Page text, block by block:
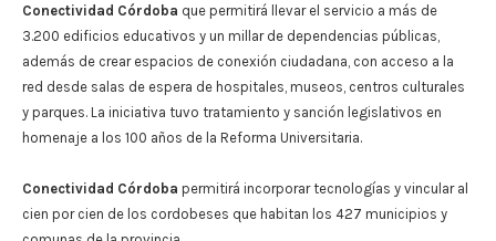
Conectividad Córdoba que permitirá llevar el servicio a más de
3.200 edificios educativos y un millar de dependencias públicas,
además de crear espacios de conexión ciudadana, con acceso a la
red desde salas de espera de hospitales, museos, centros culturales
y parques. La iniciativa tuvo tratamiento y sanción legislativos en
homenaje a los 100 años de la Reforma Universitaria.
Conectividad Córdoba permitirá incorporar tecnologías y vincular al
cien por cien de los cordobeses que habitan los 427 municipios y